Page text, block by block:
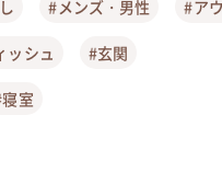
#メンズ・男性 #ア
ッシュ #玄関
室